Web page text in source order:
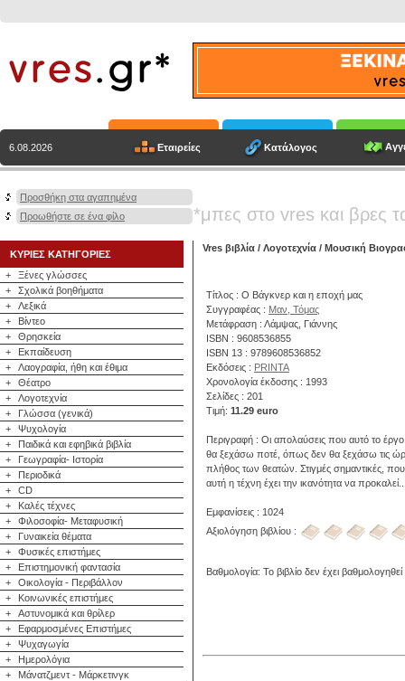
6.08.2026 Εταιρείες Κατάλογος
Προσθήκη στα αγαπημένα
Προωθήστε σε ένα φίλο
*μπες στο vres και βρες
ΚΥΡΙΕΣ ΚΑΤΗΓΟΡΙΕΣ
+
Ξένες γλώσσες
+
Σχολικά βοηθήματα
+
Λεξικά
+
Βίντεο
+
Θρησκεία
+
Εκπαίδευση
+
Λαογραφία, ήθη και έθιμα
+
Θέατρο
+
Λογοτεχνία
+
Γλώσσα (γενικά)
+
Ψυχολογία
+
Παιδικά και εφηβικά βιβλία
+
Γεωγραφία- Ιστορία
+
Περιοδικά
+
CD
+
Καλές τέχνες
+
Φιλοσοφία- Μεταφυσική
+
Γυναικεία θέματα
+
Φυσικές επιστήμες
+
Επιστημονική φαντασία
+
Οικολογία - Περιβάλλον
+
Κοινωνικές επιστήμες
+
Αστυνομικά και θρίλερ
+
Εφαρμοσμένες Επιστήμες
+
Ψυχαγωγία
+
Ημερολόγια
+
Μάνατζμεντ - Μάρκετινγκ
Vres βιβλία / Λογοτεχνία / Μουσική
Τίτλος : Ο Βάγκνερ και η εποχή μας
Συγγραφέας : Μαν, Τόμας
Μετάφραση : Λάμψας, Γιάννης
ISBN : 9608536855
ISBN 13 : 9789608536852
Εκδόσεις : PRINTA
Χρονολογία έκδοσης : 1993
Σελίδες : 201
Τιμή: 11.29 euro
Περιγραφή : Οι απολαύσεις που αυτό το
θα ξεχάσω ποτέ, όπως δεν θα ξεχάσω τις
πλήθος των θεατών. Στιγμές σημαντικές,
αυτή η τέχνη έχει την ικανότητα να
Εμφανίσεις : 1024
Αξιολόγηση βιβλίου :
Βαθμολογία: Το βιβλίο δεν έχει